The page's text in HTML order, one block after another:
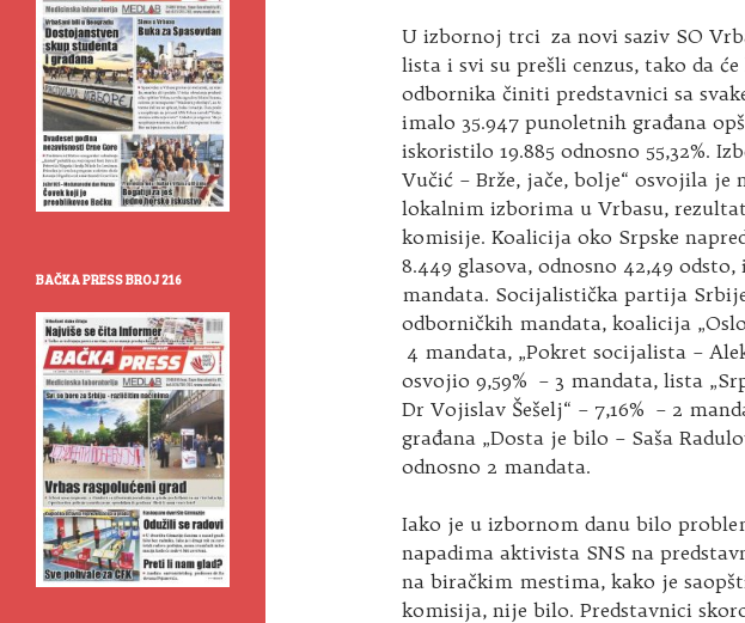
U izbornoj trci za novi saziv SO
lista i svi su prešli cenzus, tako da
odbornika činiti predstavnici sa
imalo 35.947 punoletnih građana
iskoristilo 19.885 odnosno 55,32%.
Vučić – Brže, jače, bolje“ osvojila je
lokalnim izborima u Vrbasu,
komisije. Koalicija oko Srpske
8.449 glasova, odnosno 42,49
mandata. Socijalistička partija
odborničkih mandata, koalicija
4 mandata, „Pokret socijalista –
osvojio 9,59% – 3 mandata, lista
Dr Vojislav Šešelj“ – 7,16% – 2
građana „Dosta je bilo – Saša
odnosno 2 mandata.
Iako je u izbornom danu bilo
napadima aktivista SNS na
na biračkim mestima, kako je
komisija, nije bilo. Predstavnici
BAČKA PRESS BROJ 216